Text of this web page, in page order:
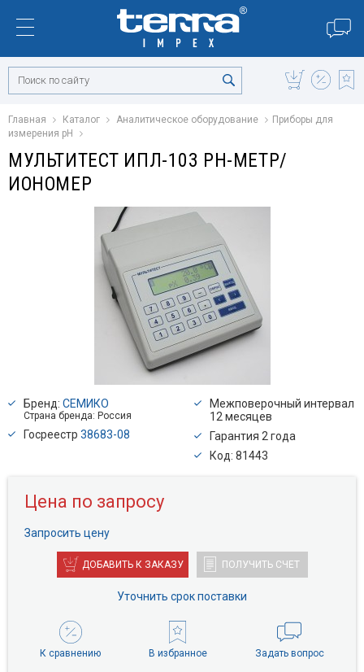
Главная Каталог Аналитическое оборудование
Приборы для
измерения pH
МУЛЬТИТЕСТ ИПЛ-103 PH-МЕТР/
ИОНОМЕР
Бренд: СЕМИКО
Страна бренда: Россия
Госреестр 38683-08
Межповерочный интервал
12 месяцев
Гарантия 2 года
Код: 81443
Цена по запросу
Запросить цену
ДОБАВИТЬ К ЗАКАЗУ ПОЛУЧИТЬ СЧЕТ
Уточнить срок поставки
К сравнению В избранное Задать вопрос